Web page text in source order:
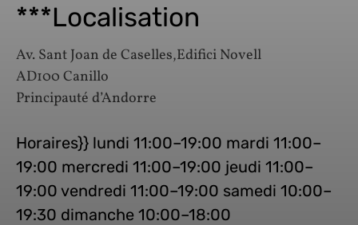
***Localisation
Av. Sant Joan de Caselles,Edifici Novell
AD100 Canillo
Principauté d’Andorre
Horaires}} lundi 11:00–19:00 mardi 11:00–
19:00 mercredi 11:00–19:00 jeudi 11:00–
19:00 vendredi 11:00–19:00 samedi 10:00–
19:30 dimanche 10:00–18:00